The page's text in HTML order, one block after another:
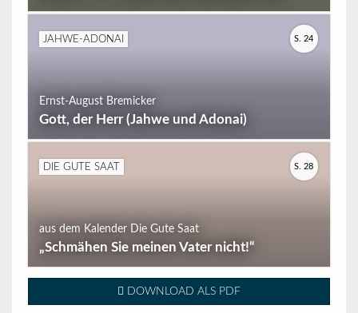
JAHWE-ADONAI
Ernst-August Bremicker
Gott, der Herr (Jahwe und Adonai)
S. 24
DIE GUTE SAAT
aus dem Kalender Die Gute Saat
„Schmähen Sie meinen Vater nicht!“
S. 28
DOWNLOAD ALS PDF